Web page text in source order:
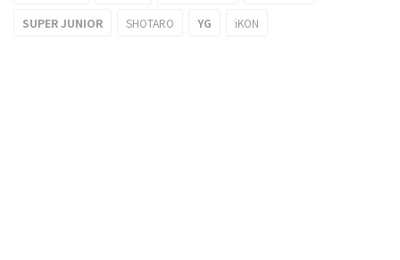
SUPER JUNIOR SHOTARO YG iKON